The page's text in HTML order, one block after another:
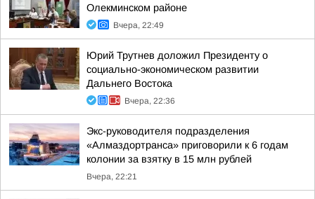
Олекминском районе
Вчера, 22:49
Юрий Трутнев доложил Президенту о
социально-экономическом развитии
Дальнего Востока
Вчера, 22:36
Экс-руководителя подразделения
«Алмаздортранса» приговорили к 6 годам
колонии за взятку в 15 млн рублей
Вчера, 22:21